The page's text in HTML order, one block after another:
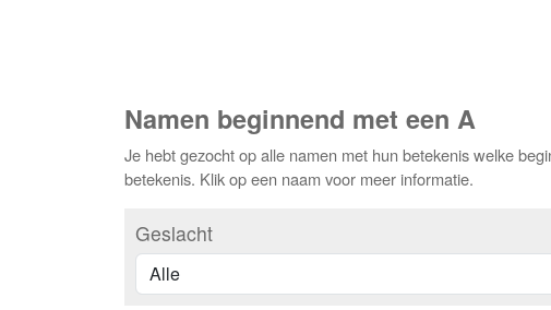
Namen beginnend met een A
Je hebt gezocht op alle namen met hun betekenis welke
betekenis. Klik op een naam voor meer informatie.
Geslacht